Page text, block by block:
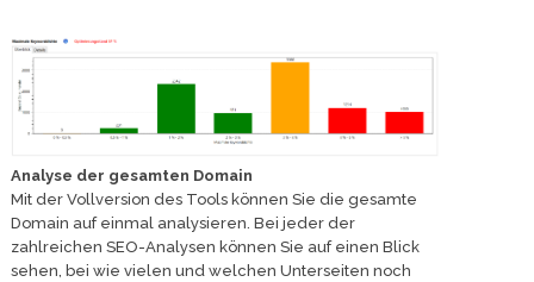
Analyse der gesamten Domain
Mit der Vollversion des Tools können Sie die gesamte
Domain auf einmal analysieren. Bei jeder der
zahlreichen SEO-Analysen können Sie auf einen Blick
sehen, bei wie vielen und welchen Unterseiten noch